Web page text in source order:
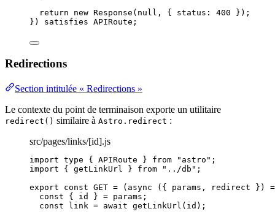
return new Response ( null , { status: 400 } ) ;
} ) satisfies APIRoute ;
Redirections
Section intitulée « Redirections »
Le contexte du point de terminaison exporte un utilitaire
redirect() similaire à Astro.redirect :
src/pages/links/[id].js
import type { APIRoute } from " astro " ;
import { getLinkUrl } from " ../db " ;
export const GET = ( async ( { params , redirect } )
const { id } = params ;
const
link = await getLinkUrl ( id ) ;